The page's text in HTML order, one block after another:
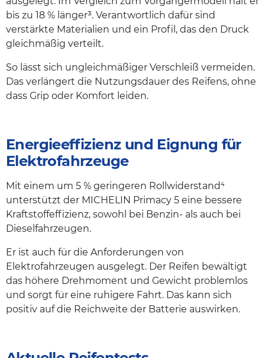
bis zu 18 % länger³. Verantwortlich dafür sind
verstärkte Materialien und ein Profil, das den Druck
gleichmäßig verteilt.
So lässt sich ungleichmäßiger Verschleiß vermeiden.
Das verlängert die Nutzungsdauer des Reifens, ohne
dass Grip oder Komfort leiden.
Energieeffizienz und Eignung für
Elektrofahrzeuge
Mit einem um 5 % geringeren Rollwiderstand⁴
unterstützt der MICHELIN Primacy 5 eine bessere
Kraftstoffeffizienz, sowohl bei Benzin- als auch bei
Dieselfahrzeugen.
Er ist auch für die Anforderungen von
Elektrofahrzeugen ausgelegt. Der Reifen bewältigt
das höhere Drehmoment und Gewicht problemlos
und sorgt für eine ruhigere Fahrt. Das kann sich
positiv auf die Reichweite der Batterie auswirken.